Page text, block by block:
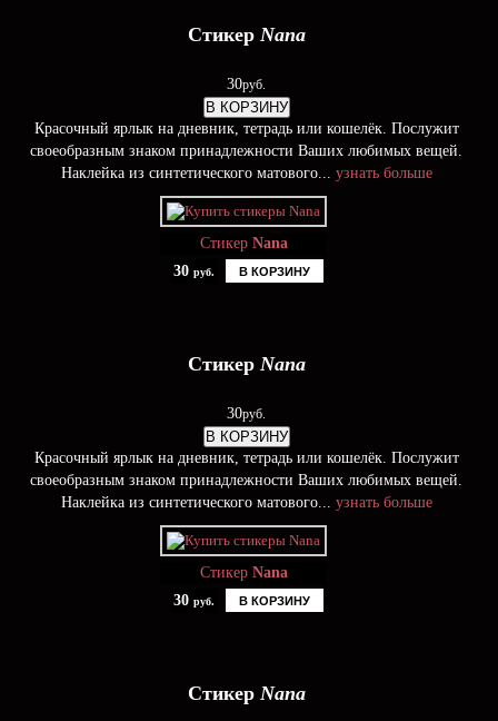
Стикер Nana
30руб.
В КОРЗИНУ
Красочный ярлык на дневник, тетрадь или кошелёк. Послужит
своеобразным знаком принадлежности Ваших любимых вещей.
Наклейка из синтетического матового... узнать больше
Стикер Nana
30 руб. В КОРЗИНУ
Стикер Nana
30руб.
В КОРЗИНУ
Красочный ярлык на дневник, тетрадь или кошелёк. Послужит
своеобразным знаком принадлежности Ваших любимых вещей.
Наклейка из синтетического матового... узнать больше
Стикер Nana
30 руб. В КОРЗИНУ
Стикер Nana